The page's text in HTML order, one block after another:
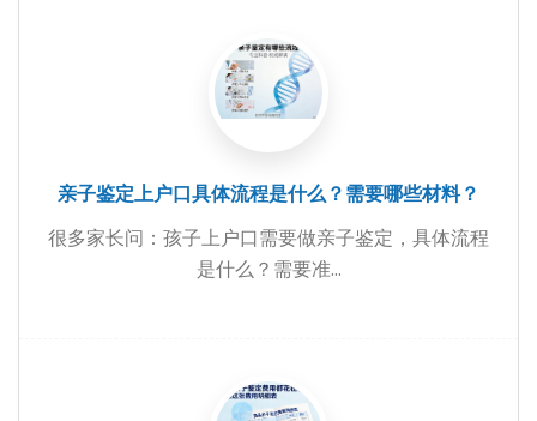
亲子鉴定上户口具体流程是什么？需要哪些材料？
很多家长问：孩子上户口需要做亲子鉴定，具体流程
是什么？需要准...